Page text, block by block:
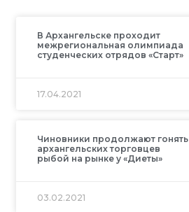
В Архангельске проходит
межрегиональная олимпиада
студенческих отрядов «Старт»
17.04.2021
Чиновники продолжают гонять
архангельских торговцев
рыбой на рынке у «Диеты»
03.02.2021